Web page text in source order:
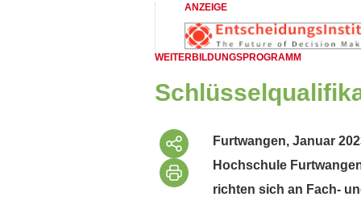
p
t
n
a
v
i
f
a
d
a
v
ANZEIGE
WEITERBILDUNGSPROGRAMM
Furtwangen, Januar
Hochschule
richten sich an Fach-